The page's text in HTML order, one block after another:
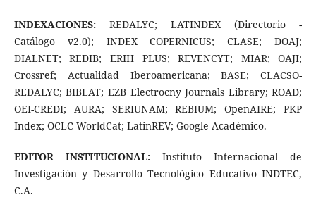
INDEXACIONES:REDALYC; LATINDEX (Directorio -
Catálogo v2.0); INDEX COPERNICUS; CLASE; DOAJ;
DIALNET; REDIB; ERIH PLUS; REVENCYT; MIAR; OAJI;
Crossref; Actualidad Iberoamericana; BASE; CLACSO-
REDALYC; BIBLAT; EZB Electrocny Journals Library; ROAD;
OEI-CREDI; AURA; SERIUNAM; REBIUM; OpenAIRE; PKP
Index; OCLC WorldCat; LatinREV; Google Académico.
EDITOR INSTITUCIONAL:Instituto Internacional de
Investigación y Desarrollo Tecnológico Educativo INDTEC,
C.A.